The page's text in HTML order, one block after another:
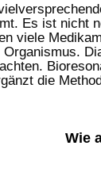
Es ist nicht
viele
die
Wie